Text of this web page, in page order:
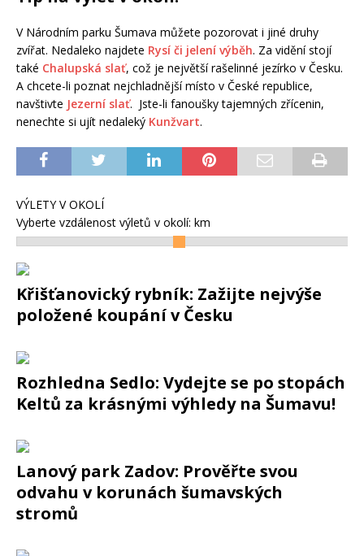
V Národním parku Šumava můžete pozorovat i jiné druhy
zvířat. Nedaleko najdete Rysí či jelení výběh. Za vidění stojí
také Chalupská slať, což je největší rašelinné jezírko v Česku.
A chcete-li poznat nejchladnější místo v České republice,
navštivte Jezerní slať. Jste-li fanoušky tajemných zřícenin,
nenechte si ujít nedaleký Kunžvart.
VÝLETY V OKOLÍ
Vyberte vzdálenost výletů v okolí: km
Křišťanovický rybník: Zažijte nejvýše
položené koupání v Česku
Rozhledna Sedlo: Vydejte se po stopách
Keltů za krásnými výhledy na Šumavu!
Lanový park Zadov: Prověřte svou
odvahu v korunách šumavských
stromů